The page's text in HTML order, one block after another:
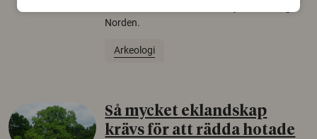
skomode och beskrivs som mycket ovanligt i
Norden.
Arkeologi
Så mycket eklandskap
krävs för att rädda hotade